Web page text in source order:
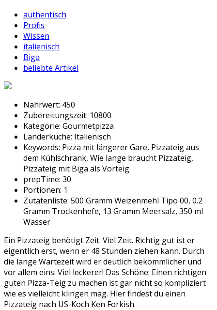
authentisch
Profis
Wissen
italienisch
Biga
beliebte Artikel
Nährwert: 450
Zubereitungszeit: 10800
Kategorie: Gourmetpizza
Länderküche: Italienisch
Keywords: Pizza mit längerer Gare, Pizzateig aus
dem Kühlschrank, Wie lange braucht Pizzateig,
Pizzateig mit Biga als Vorteig
prepTime: 30
Portionen: 1
Zutatenliste: 500 Gramm Weizenmehl Tipo 00, 0.2
Gramm Trockenhefe, 13 Gramm Meersalz, 350 ml
Wasser
Ein Pizzateig benötigt Zeit. Viel Zeit. Richtig gut ist er
eigentlich erst, wenn er 48 Stunden ziehen kann. Durch
die lange Wartezeit wird er deutlich bekömmlicher und
vor allem eins: Viel leckerer! Das Schöne: Einen richtigen
guten Pizza-Teig zu machen ist gar nicht so kompliziert
wie es vielleicht klingen mag. Hier findest du einen
Pizzateig nach US-Koch Ken Forkish.